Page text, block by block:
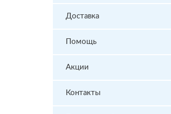
Доставка
Помощь
Акции
Контакты